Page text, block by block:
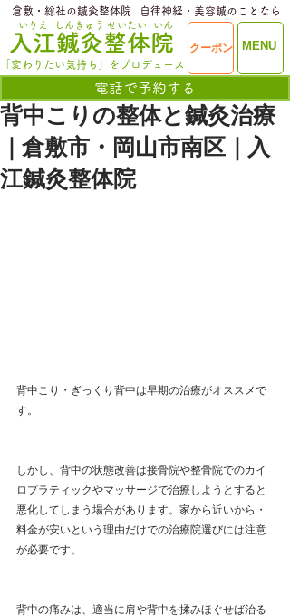
ME
​入江鍼灸整体院
いりえ
MENU
クーポン
電話で予約する
せいたい
しんきゅう いん
「変わりたい気持ち」をプロデュース
​倉敷・総社の鍼灸整体院 ​自律神経・美容鍼のことなら
背中こりの整体と鍼灸治療
｜倉敷市・岡山市南区｜入
江鍼灸整体院
背中こり・ぎっくり背中は早期の治療がオススメで
す。
しかし、背中の状態改善は接骨院や整骨院でのカイ
ロプラティックやマッサージで治療しようとすると
悪化してしまう場合があります。家から近いから・
料金が安いという理由だけでの治療院選びには注意
が必要です。
背中の痛みは、適当に肩や背中を揉みほぐせば治る